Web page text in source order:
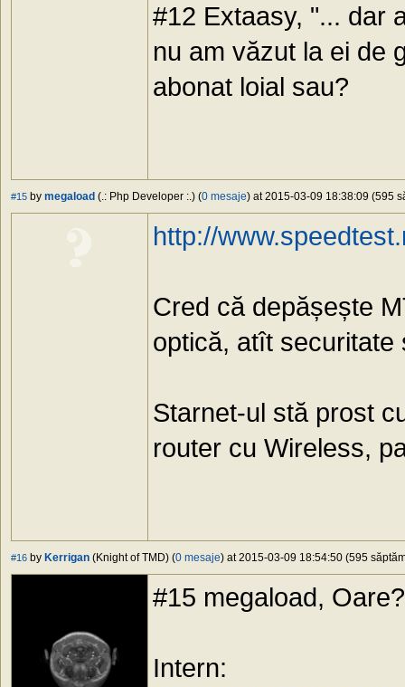
#12 Extaasy, "... dar
nu am văzut la ei de
abonat loial sau?
#15 by megaload (.: Php Developer :.) (0 mesaje) at 2015-03-09 18:38:09 (595
http://
Cred că depășește
optică, atît securitate
Starnet-ul stă prost
router cu Wireless,
#16 by Kerrigan (Knight of TMD) (0 mesaje) at 2015-03-09 18:54:50 (595
#15 megaload, Oare?
Intern: